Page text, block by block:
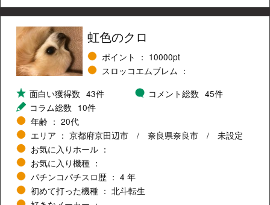
虹色のクロ
ポイント
10000pt
スロッコエムブレム ：
面白い獲得数 43件 コメント総数 45件
コラム総数 10件
年齢
20代
エリア
京都府京田辺市 奈良県奈良市
未設定
お気に入りホール
お気に入り機種
パチンコパチスロ歴
4 年
初めて打った機種
北斗転生